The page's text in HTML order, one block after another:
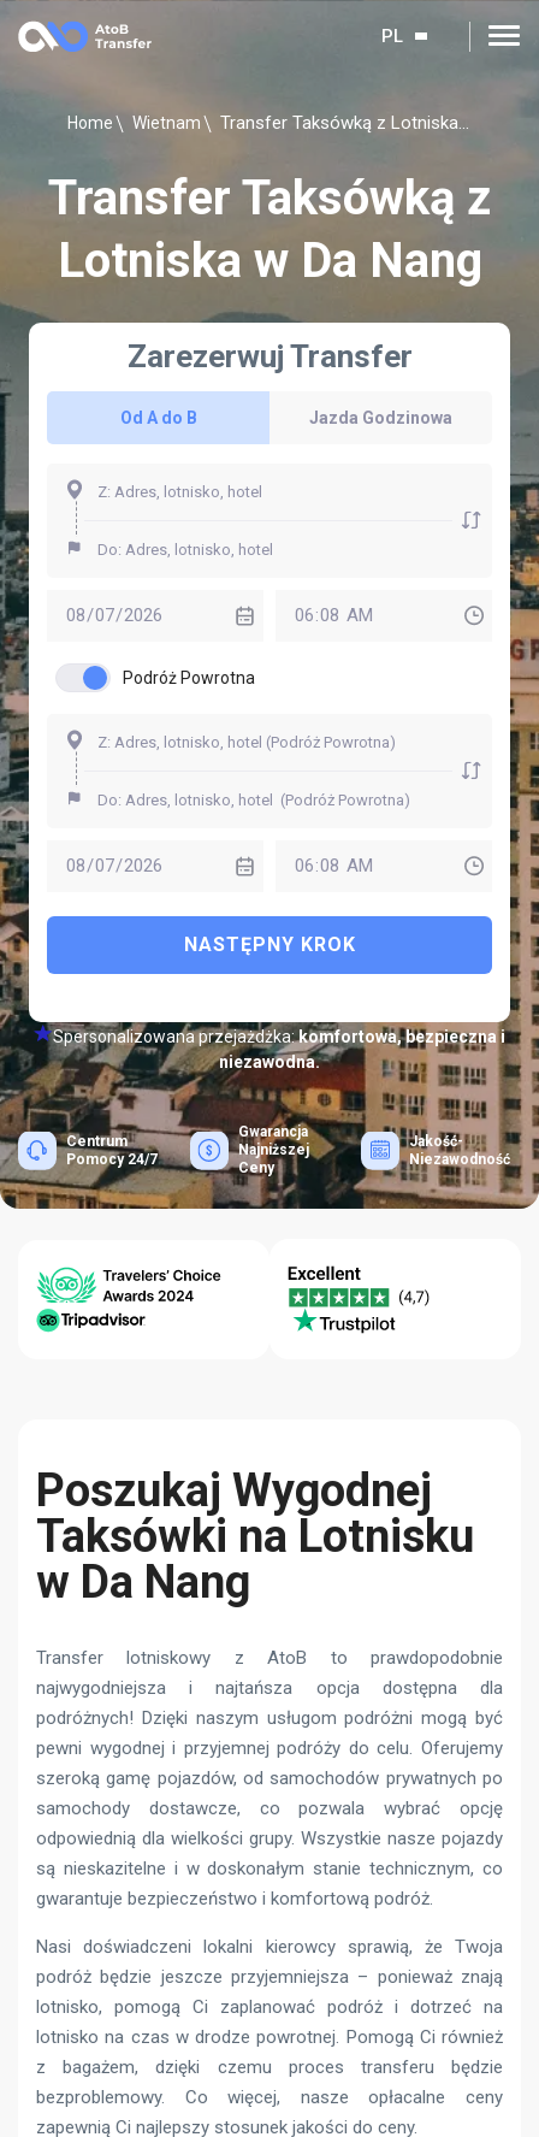
PL
Home Wietnam Transfer Taksówką z Lotniska w Da Nang
Transfer Taksówką z
Lotniska w Da Nang
Zarezerwuj Transfer
Od A do B Jazda Godzinowa
Podróż Powrotna
NASTĘPNY KROK
Spersonalizowana przejażdżka:komfortowa, bezpieczna i
niezawodna.
Centrum
Pomocy 24/7
Gwarancja
Najniższej
Ceny
Jakość-
Niezawodność
Poszukaj Wygodnej
Taksówki na Lotnisku
w Da Nang
Transfer lotniskowy z AtoB to prawdopodobnie
najwygodniejsza i najtańsza opcja dostępna dla
podróżnych! Dzięki naszym usługom podróżni mogą być
pewni wygodnej i przyjemnej podróży do celu. Oferujemy
szeroką gamę pojazdów, od samochodów prywatnych po
samochody dostawcze, co pozwala wybrać opcję
odpowiednią dla wielkości grupy. Wszystkie nasze pojazdy
są nieskazitelne i w doskonałym stanie technicznym, co
gwarantuje bezpieczeństwo i komfortową podróż.
Nasi doświadczeni lokalni kierowcy sprawią, że Twoja
podróż będzie jeszcze przyjemniejsza – ponieważ znają
lotnisko, pomogą Ci zaplanować podróż i dotrzeć na
lotnisko na czas w drodze powrotnej. Pomogą Ci również
z bagażem, dzięki czemu proces transferu będzie
bezproblemowy. Co więcej, nasze opłacalne ceny
zapewnią Ci najlepszy stosunek jakości do ceny.